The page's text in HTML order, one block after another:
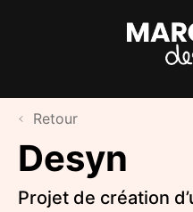
Retour
Desyn
Projet de création